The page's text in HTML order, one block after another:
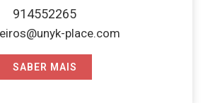
914552265
place.com
SABER MAIS